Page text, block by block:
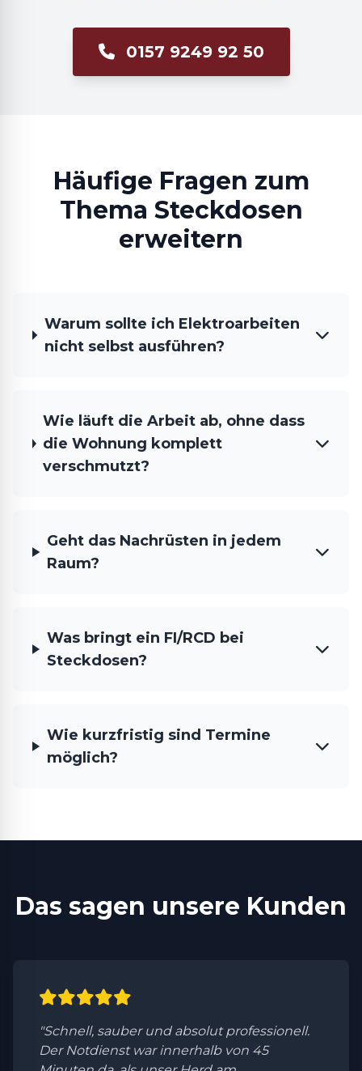
0157 9249 92 50
Häufige Fragen zum
Thema Steckdosen
erweitern
Warum sollte ich Elektroarbeiten
nicht selbst ausführen?
Wie läuft die Arbeit ab, ohne dass
die Wohnung komplett
verschmutzt?
Geht das Nachrüsten in jedem
Raum?
Was bringt ein FI/RCD bei
Steckdosen?
Wie kurzfristig sind Termine
möglich?
Das sagen unsere Kunden
"Schnell, sauber und absolut professionell.
Der Notdienst war innerhalb von 45